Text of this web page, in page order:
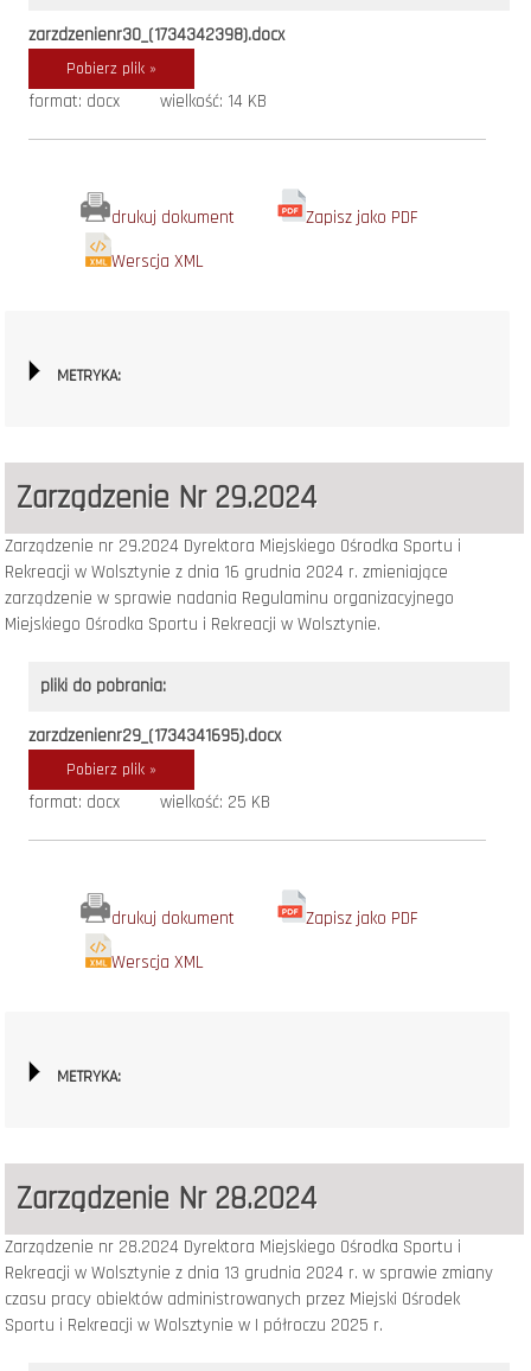
zarzdzenienr30_(1734342398).docx
Pobierz plik »
format: docx wielkość: 14 KB
drukuj dokument
Zapisz jako PDF
Werscja XML
METRYKA:
Zarządzenie Nr 29.2024
Zarządzenie nr 29.2024 Dyrektora Miejskiego Ośrodka Sportu i
Rekreacji w Wolsztynie z dnia 16 grudnia 2024 r. zmieniające
zarządzenie w sprawie nadania Regulaminu organizacyjnego
Miejskiego Ośrodka Sportu i Rekreacji w Wolsztynie.
pliki do pobrania:
zarzdzenienr29_(1734341695).docx
Pobierz plik »
format: docx wielkość: 25 KB
drukuj dokument
Zapisz jako PDF
Werscja XML
METRYKA:
Zarządzenie Nr 28.2024
Zarządzenie nr 28.2024 Dyrektora Miejskiego Ośrodka Sportu i
Rekreacji w Wolsztynie z dnia 13 grudnia 2024 r. w sprawie zmiany
czasu pracy obiektów administrowanych przez Miejski Ośrodek
Sportu i Rekreacji w Wolsztynie w I półroczu 2025 r.